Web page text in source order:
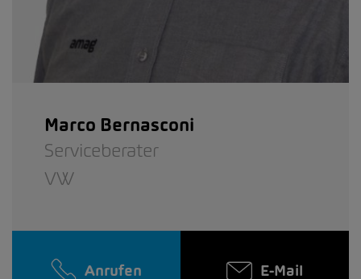
Marco Bernasconi
Serviceberater
VW
Anrufen E-Mail